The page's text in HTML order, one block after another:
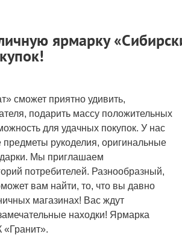
ярмарку
сможет приятно удивить,
подарить массу положительных
для удачных покупок. У нас
рукоделия, оригинальные
Мы приглашаем
потребителей. Разнообразный,
вам найти, то, что вы давно
магазинах! Вас ждут
находки! Ярмарка
«Гранит».